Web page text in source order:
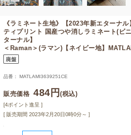
《ラミネート生地》【2023年新エターナル
ティプリント 国産つや消しラミネート(ビ
ターナル】
＜Raman＞(ラマン)【ネイビー地】
品番： MATLAMI3639251CE
販売価格 484円(税込)
[4ポイント進呈 ]
[ 販売期間 2023年2月20日0時0分～ ]